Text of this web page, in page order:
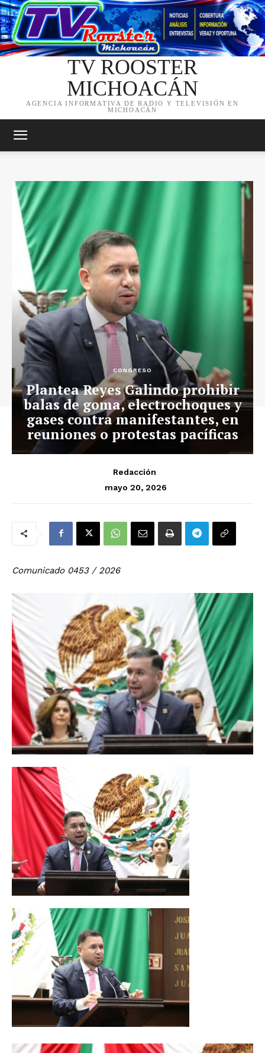
TV ROOSTER
MICHOACÁN
AGENCIA INFORMATIVA DE RADIO Y TELEVISIÓN EN
MICHOACÁN
CONGRESO
Plantea Reyes Galindo prohibir
balas de goma, electrochoques y
gases contra manifestantes, en
reuniones o protestas pacíficas
Redacción
mayo 20, 2026
Comunicado 0453 / 2026